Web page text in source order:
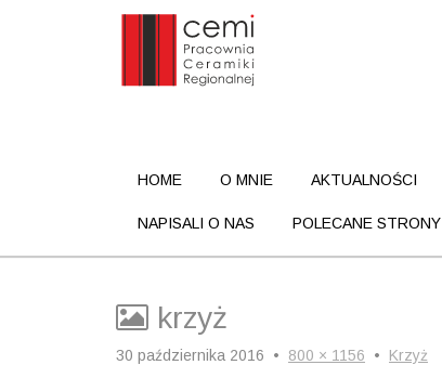
n
e
n
t
c
o
n
HOME O MNIE AKTUALNOŚCI
NAPISALI O NAS POLECANE STRONY
krzyż
30 października 2016 • 800 × 1156 • Krzyż